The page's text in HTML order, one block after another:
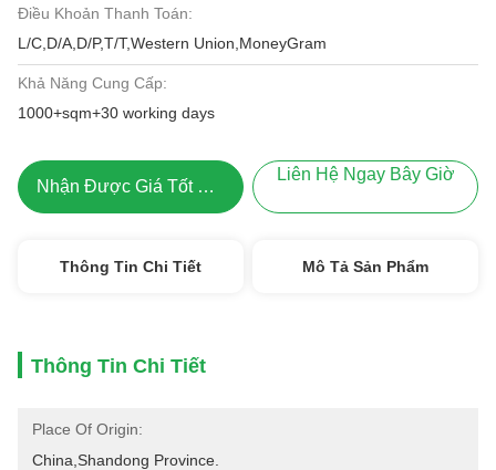
Điều Khoản Thanh Toán:
L/C,D/A,D/P,T/T,Western Union,MoneyGram
Khả Năng Cung Cấp:
1000+sqm+30 working days
Nhận Được Giá Tốt Nhất
Liên Hệ Ngay Bây Giờ
Thông Tin Chi Tiết Mô Tả Sản Phẩm
Thông Tin Chi Tiết
Place Of Origin:
China,Shandong Province.